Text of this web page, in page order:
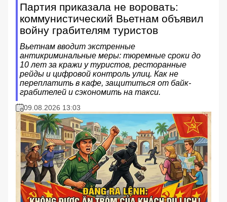
Партия приказала не воровать:
коммунистический Вьетнам объявил
войну грабителям туристов
Вьетнам вводит экстренные
антикриминальные меры: тюремные сроки до
10 лет за кражи у туристов, ресторанные
рейды и цифровой контроль улиц. Как не
переплатить в кафе, защититься от байк-
грабителей и сэкономить на такси.
09.08.2026 13:03